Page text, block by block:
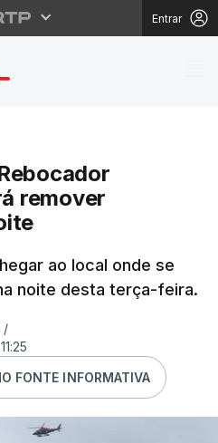
Entrar
Foz.
remover
ao local onde se
noite desta terça-feira.
/
FONTE INFORMATIVA